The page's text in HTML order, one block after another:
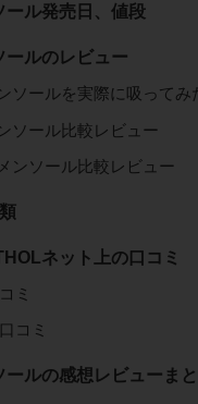
ール発売日、値段
ールのレビュー
ソールを実際に吸ってみ
ソール比較レビュー
ンソール比較レビュー
ネット上の口コミ
ミ
コミ
ルの感想レビューま